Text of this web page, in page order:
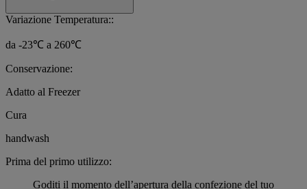
Variazione Temperatura::
da -23℃ a 260℃
Conservazione:
Adatto al Freezer
Cura
handwash
Prima del primo utilizzo:
Goditi il momento dell’apertura della confezione del tuo